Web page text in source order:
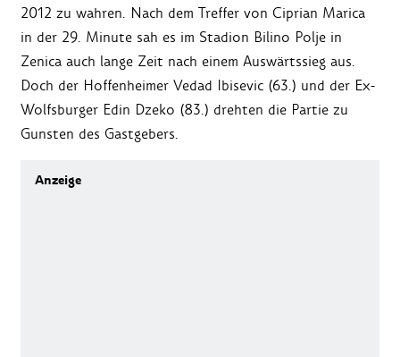
2012 zu wahren. Nach dem Treffer von Ciprian Marica
in der 29. Minute sah es im Stadion Bilino Polje in
Zenica auch lange Zeit nach einem Auswärtssieg aus.
Doch der Hoffenheimer Vedad Ibisevic (63.) und der Ex-
Wolfsburger Edin Dzeko (83.) drehten die Partie zu
Gunsten des Gastgebers.